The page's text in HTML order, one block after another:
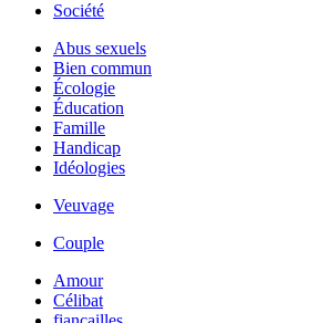
Société
Abus sexuels
Bien commun
Écologie
Éducation
Famille
Handicap
Idéologies
Veuvage
Couple
Amour
Célibat